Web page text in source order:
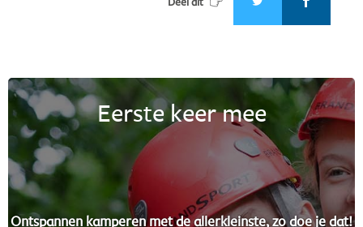
Eerste keer mee
Ontspannen kamperen met de allerkleinste, zo doe je dat!